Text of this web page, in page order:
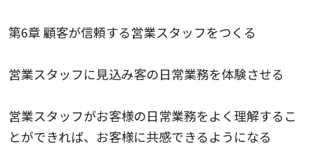
第6章 顧客が信頼する営業スタッフをつくる
営業スタッフに見込み客の日常業務を体験させる
営業スタッフがお客様の日常業務をよく理解するこ
とができれば、お客様に共感できるようになる